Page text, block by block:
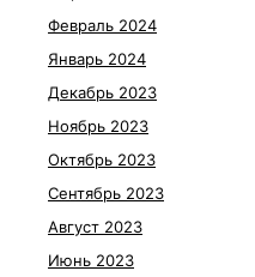
Февраль 2024
Январь 2024
Декабрь 2023
Ноябрь 2023
Октябрь 2023
Сентябрь 2023
Август 2023
Июнь 2023